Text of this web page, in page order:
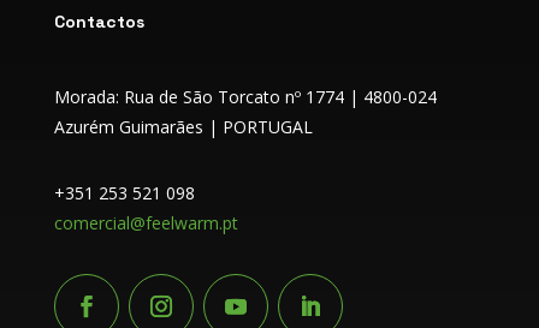
Contactos
Morada: Rua de São Torcato nº 1774 | 4800-024
Azurém Guimarães | PORTUGAL
+351 253 521 098
comercial@feelwarm.pt